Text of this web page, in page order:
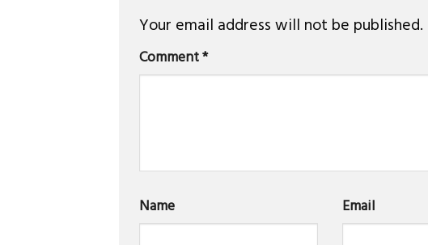
Your email address will not be published.
Comment*
Name Email